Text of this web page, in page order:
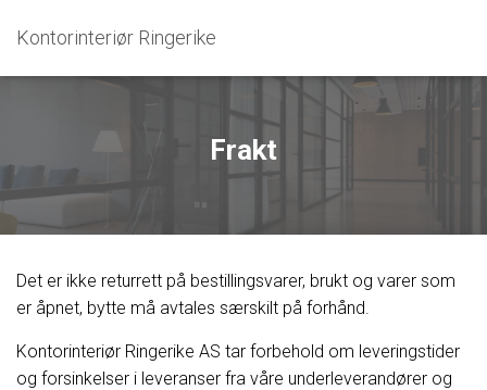
Kontorinteriør Ringerike
Frakt
Det er ikke returrett på bestillingsvarer, brukt og varer som
er åpnet, bytte må avtales særskilt på forhånd.
Kontorinteriør Ringerike AS tar forbehold om leveringstider
og forsinkelser i leveranser fra våre underleverandører og